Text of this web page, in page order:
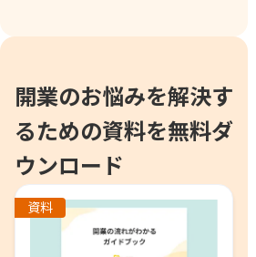
開業のお悩みを解決す
るための資料を無料ダ
ウンロード
資料